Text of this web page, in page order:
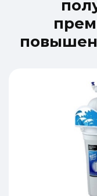
пол
прем
повышен